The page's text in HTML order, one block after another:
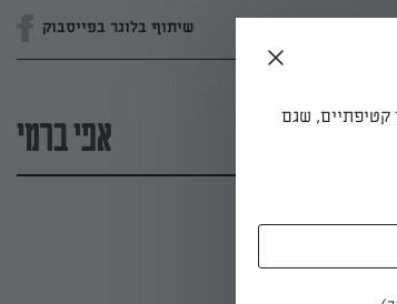
שיתוף בלוגר בפייסבוק
אפי ברמי
קטיפתיים, שגם